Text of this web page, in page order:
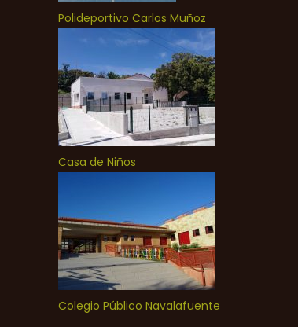
Polideportivo Carlos Muñoz
Casa de Niños
Colegio Público Navalafuente